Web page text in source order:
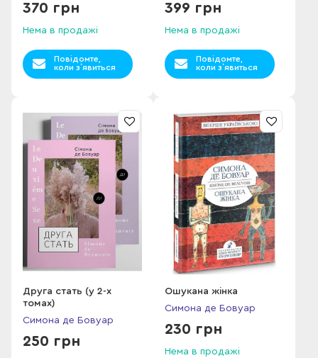
370 грн
Нема в продажі
Повідомте,
коли з`явиться
399 грн
Нема в продажі
Повідомте,
коли з`явиться
Друга стать (у 2-х
томах)
Симона де Бовуар
250 грн
Ошукана жінка
Симона де Бовуар
230 грн
Нема в продажі